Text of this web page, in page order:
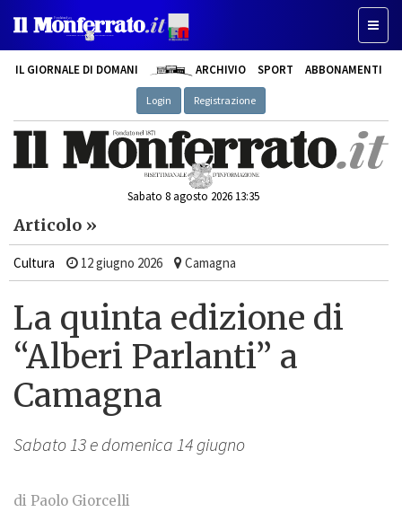
IL GIORNALE DI DOMANI ARCHIVIO SPORT ABBONAMENTI
Login Registrazione
Sabato 8 agosto 2026 13:35
Articolo »
Cultura 12 giugno 2026 Camagna
La quinta edizione di
“Alberi Parlanti” a
Camagna
Sabato 13 e domenica 14 giugno
di Paolo Giorcelli